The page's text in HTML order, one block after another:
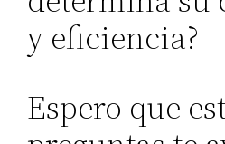
y eficiencia?
Espero que